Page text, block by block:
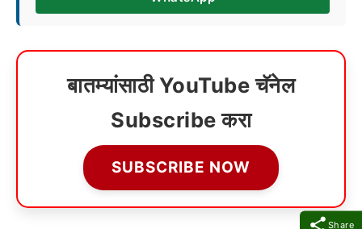
Share
बातम्यांसाठी YouTube चॅनेल
Subscribe करा
SUBSCRIBE NOW